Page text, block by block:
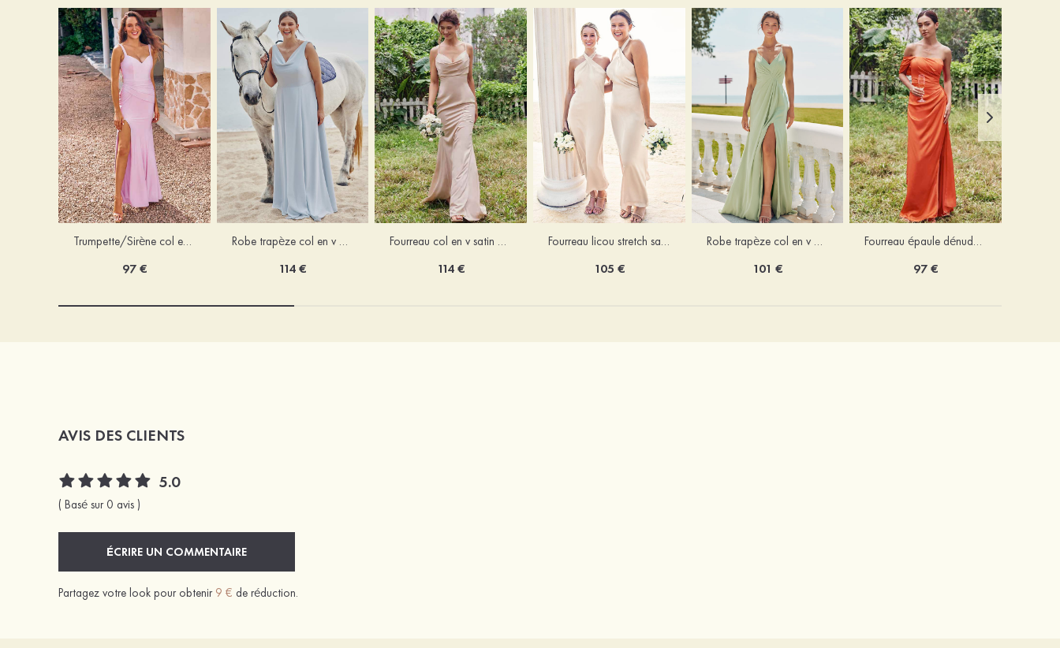
Trumpette/Sirène col en v jersey ras du sol robe de demoiselle d'honneur
97 €
Robe trapèze col en v mousseline ras du sol robe de demoiselle d'honneur
114 €
Fourreau col en v satin extensible ras du sol robe de demoiselle d'honneur
114 €
Fourreau licou stretch satin longueur cheville robe de demoiselle d'honneur
105 €
Robe trapèze col en v mousseline ras du sol robe de demoiselle d'honneur
101 €
Fourreau épaule dénudée satin extensible ras du sol robe de demoiselle d'honneur
97 €
AVIS DES CLIENTS
5.0
( Basé sur 0 avis )
ÉCRIRE UN COMMENTAIRE
Partagez votre look pour obtenir 9 € de réduction.